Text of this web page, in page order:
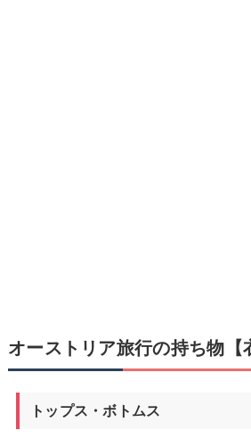
オーストリア旅行の持ち物【
トップス・ボトムス